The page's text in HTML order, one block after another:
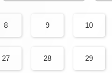
8 9 10
27 28 29